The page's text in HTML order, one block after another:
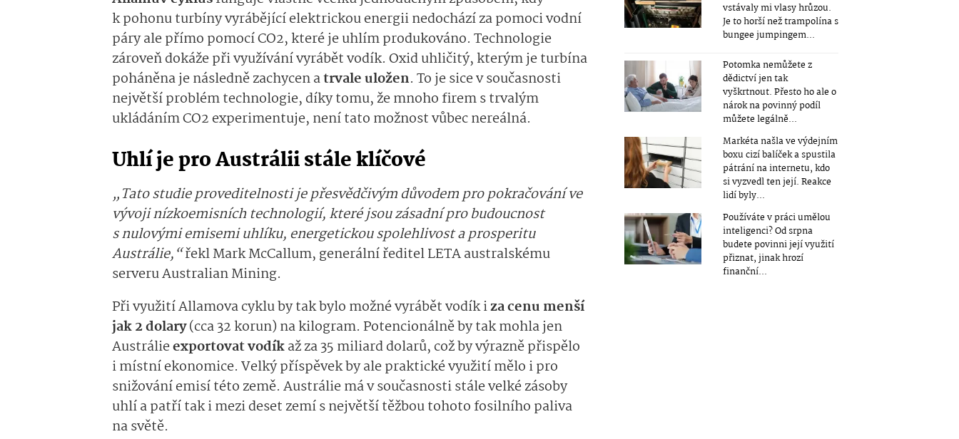
k pohonu turbíny vyrábějící elektrickou energii nedochází za pomoci vodní
páry ale přímo pomocí CO2, které je uhlím produkováno. Technologie
zároveň dokáže při využívání vyrábět vodík. Oxid uhličitý, kterým je turbína
poháněna je následně zachycen atrvale uložen. To je sice v současnosti
největší problém technologie, díky tomu, že mnoho firem s trvalým
ukládáním CO2 experimentuje, není tato možnost vůbec nereálná.
Uhlí je pro Austrálii stále klíčové
„Tato studie proveditelnosti je přesvědčivým důvodem pro pokračování ve
vývoji nízkoemisních technologií, které jsou zásadní pro budoucnost
s nulovými emisemi uhlíku, energetickou spolehlivost a prosperitu
Austrálie,“řekl Mark McCallum, generální ředitel LETA australskému
serveru Australian Mining.
Při využití Allamova cyklu by tak bylo možné vyrábět vodík iza cenu menší
jak 2 dolary(cca 32 korun) na kilogram. Potencionálně by tak mohla jen
Austrálieexportovat vodíkaž za 35 miliard dolarů, což by výrazně přispělo
i místní ekonomice. Velký příspěvek by ale praktické využití mělo i pro
snižování emisí této země. Austrálie má v současnosti stále velké zásoby
uhlí a patří tak i mezi deset zemí s největší těžbou tohoto fosilního paliva
na světě.
vstávaly mi vlasy hrůzou.
Je to horší než trampolína s
bungee jumpingem...
Potomka nemůžete z
dědictví jen tak
vyškrtnout. Přesto ho ale o
nárok na povinný podíl
můžete legálně...
Markéta našla ve výdejním
boxu cizí balíček a spustila
pátrání na internetu, kdo
si vyzvedl ten její. Reakce
lidí byly...
Používáte v práci umělou
inteligenci? Od srpna
budete povinni její využití
přiznat, jinak hrozí
finanční...